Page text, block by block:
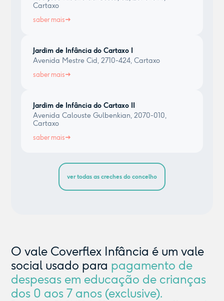
Cartaxo
saber mais
Jardim de Infância do Cartaxo I
Avenida Mestre Cid, 2710-424, Cartaxo
saber mais
Jardim de Infância do Cartaxo II
Avenida Calouste Gulbenkian, 2070-010,
Cartaxo
saber mais
ver todas as creches do concelho
O vale Coverflex Infância é um vale
social usado para pagamento de
despesas em educação de crianças
dos 0 aos 7 anos (exclusive).